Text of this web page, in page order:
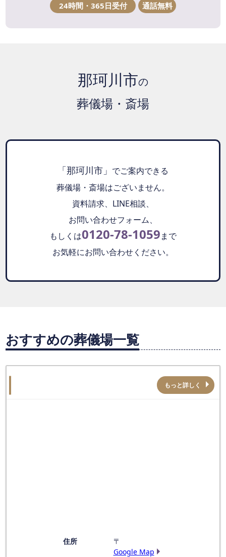
24時間・365日受付 通話無料
那珂川市の
葬儀場・斎場
「那珂川市」 でご案内できる
葬儀場・斎場はございません。
資料請求、LINE相談、
お問い合わせフォーム、
もしくは0120-78-1059まで
お気軽にお問い合わせください。
おすすめの葬儀場一覧
もっと詳しく
住所
〒
Google Map